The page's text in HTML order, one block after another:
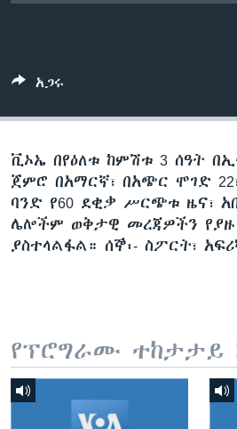
አጋሩ
ቪኦኤ በየዕለቱ ከምሽቱ 3 ሰዓት
ጀምሮ በአማርኛ፣ በአጭር ሞገድ
ባንድ የ60 ደቂቃ ሥርጭቱ ዜና፣
ሌሎችም ወቅታዊ መረጃዎችን
ያስተላልፋል። ሰኞ፡- ስፖርት፣
የፕሮግራሙ ተከታታይ